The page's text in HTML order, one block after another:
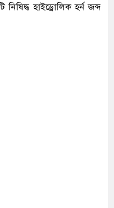
হাইড্রোলিক হর্ন জব্দ